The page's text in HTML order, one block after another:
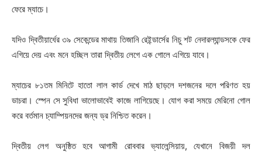
ফেরে ম্যাচে।
যদিও দ্বিতীয়ার্ধের ৩৯ সেকেন্ডের মাথায় তিজানি রেইন্ডার্সের নিচু শট নেদারল্যান্ডসকে ফের
এগিয়ে দেয় এবং মনে হচ্ছিল তারা দ্বিতীয় লেগে এক গোলে এগিয়ে যাবে।
ম্যাচের ৮১তম মিনিটে হাতো লাল কার্ড দেখে মাঠ ছাড়লে দশজনের দলে পরিণত হয়
ডাচরা। স্পেন সে সুবিধা ভালোভাবেই কাজে লাগিয়েছে। যোগ করা সময়ে মেরিনো গোল
করে বর্তমান চ্যাম্পিয়নদের জন্য ড্র নিশ্চিত করেন।
দ্বিতীয় লেগ অনুষ্ঠিত হবে আগামী রোববার ভ্যালেন্সিয়ায়, যেখানে বিজয়ী দল